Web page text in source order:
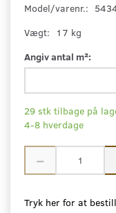
Model/varenr.:
Vægt:
17 kg
Angiv antal m²:
29 stk tilbage på
4-8 hverdage
Tryk her for at